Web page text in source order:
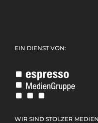
EIN DIENST VON:
WIR SIND STOLZER